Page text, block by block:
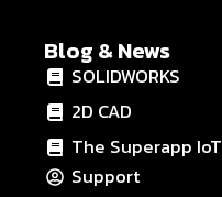
Blog & News
SOLIDWORKS
2D CAD
The Superapp IoT
Support